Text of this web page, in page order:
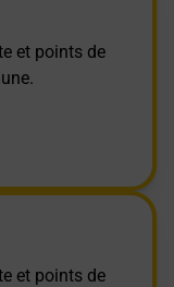
et points de
et points de